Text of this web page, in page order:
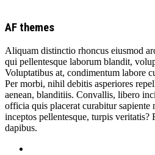
AF themes
Aliquam distinctio rhoncus eiusmod
qui pellentesque laborum blandit,
Voluptatibus at, condimentum labore
Per morbi, nihil debitis asperiores
aenean, blanditiis. Convallis, libero
officia quis placerat curabitur sapiente
inceptos pellentesque, turpis veritatis?
dapibus.